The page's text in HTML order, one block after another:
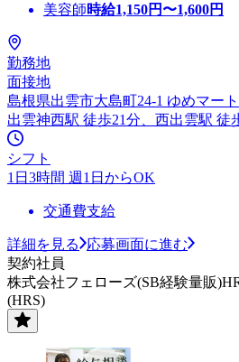
美容師時給1,150円〜1,600円
勤務地
面接地
島根県出雲市大島町24-1 ゆめマー
出雲神西駅 徒歩21分、西出雲駅 徒
シフト
1日3時間 週1日からOK
交通費支給
詳細を見る
応募画面に進む
契約社員
株式会社フェローズ(SB経験量販
(HRS)